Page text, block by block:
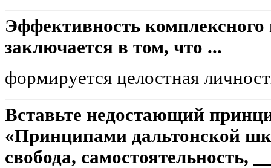
Эффективность
заключается в том, что ...
формируется целостная
Вставьте недостающий
«Принципами дальтонской
свобода, самостоятельность,